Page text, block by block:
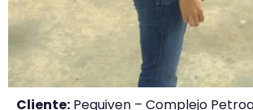
Cliente: Pequiven – Complejo